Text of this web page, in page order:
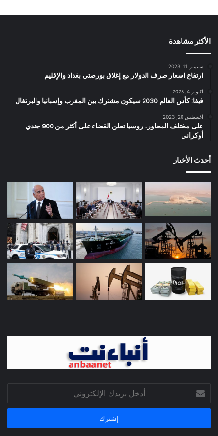
الأكثر مشاهدة
سبتمبر 11, 2023
ارتفاع اسعار صرف الدولار مع إغلاق بورصتي بغداد والإقليم
أكتوبر 4, 2023
فيفا: كأس العالم 2030 سيكون مشترك بين المغرب وإسبانيا والبرتغال
أغسطس 20, 2023
على مختلف المحاور.. روسيا تعلن القضاء على أكثر من 900 جندي
أوكراني
أحدث الأخبار
بريدك
الإلكتروني